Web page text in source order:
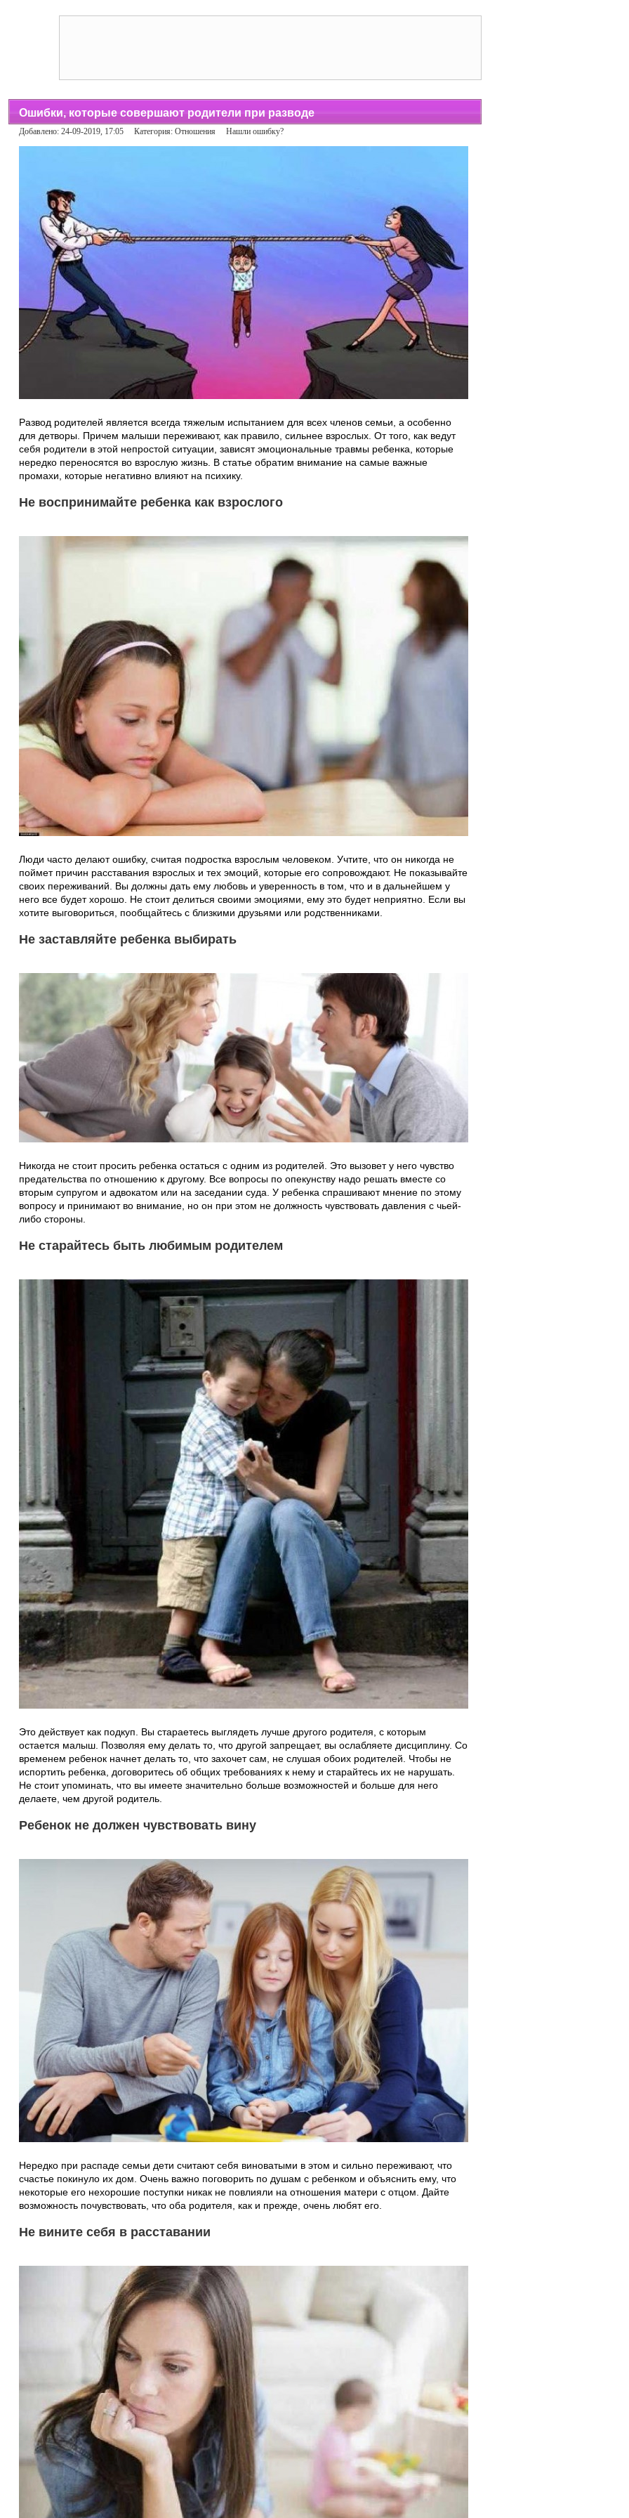
Ошибки, которые совершают родители при разводе
Добавлено: 24-09-2019, 17:05 Категория: Отношения Нашли ошибку?
Развод родителей является всегда тяжелым испытанием для всех членов семьи, а особенно
для детворы. Причем малыши переживают, как правило, сильнее взрослых. От того, как ведут
себя родители в этой непростой ситуации, зависят эмоциональные травмы ребенка, которые
нередко переносятся во взрослую жизнь. В статье обратим внимание на самые важные
промахи, которые негативно влияют на психику.
Не воспринимайте ребенка как взрослого
Люди часто делают ошибку, считая подростка взрослым человеком. Учтите, что он никогда не
поймет причин расставания взрослых и тех эмоций, которые его сопровождают. Не показывайте
своих переживаний. Вы должны дать ему любовь и уверенность в том, что и в дальнейшем у
него все будет хорошо. Не стоит делиться своими эмоциями, ему это будет неприятно. Если вы
хотите выговориться, пообщайтесь с близкими друзьями или родственниками.
Не заставляйте ребенка выбирать
Никогда не стоит просить ребенка остаться с одним из родителей. Это вызовет у него чувство
предательства по отношению к другому. Все вопросы по опекунству надо решать вместе со
вторым супругом и адвокатом или на заседании суда. У ребенка спрашивают мнение по этому
вопросу и принимают во внимание, но он при этом не должность чувствовать давления с чьей-
либо стороны.
Не старайтесь быть любимым родителем
Это действует как подкуп. Вы стараетесь выглядеть лучше другого родителя, с которым
остается малыш. Позволяя ему делать то, что другой запрещает, вы ослабляете дисциплину. Со
временем ребенок начнет делать то, что захочет сам, не слушая обоих родителей. Чтобы не
испортить ребенка, договоритесь об общих требованиях к нему и старайтесь их не нарушать.
Не стоит упоминать, что вы имеете значительно больше возможностей и больше для него
делаете, чем другой родитель.
Ребенок не должен чувствовать вину
Нередко при распаде семьи дети считают себя виноватыми в этом и сильно переживают, что
счастье покинуло их дом. Очень важно поговорить по душам с ребенком и объяснить ему, что
некоторые его нехорошие поступки никак не повлияли на отношения матери с отцом. Дайте
возможность почувствовать, что оба родителя, как и прежде, очень любят его.
Не вините себя в расставании